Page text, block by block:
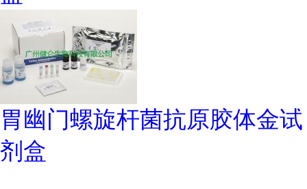
胃幽门螺旋杆菌抗原胶体金试
剂盒